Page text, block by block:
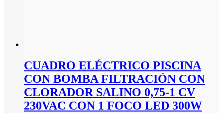
CUADRO ELÉCTRICO PISCINA
CON BOMBA FILTRACIÓN CON
CLORADOR SALINO 0,75-1 CV
230VAC CON 1 FOCO LED 300W